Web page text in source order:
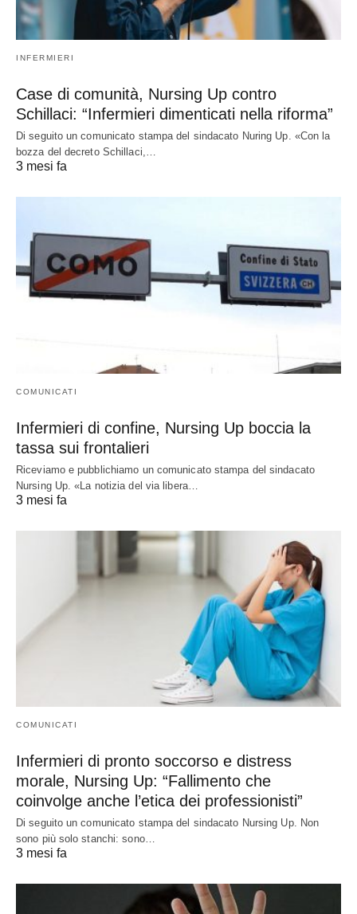
INFERMIERI
Case di comunità, Nursing Up contro
Schillaci: “Infermieri dimenticati nella riforma”
Di seguito un comunicato stampa del sindacato Nuring Up. «Con la
bozza del decreto Schillaci,…
3 mesi fa
COMUNICATI
Infermieri di confine, Nursing Up boccia la
tassa sui frontalieri
Riceviamo e pubblichiamo un comunicato stampa del sindacato
Nursing Up. «La notizia del via libera…
3 mesi fa
COMUNICATI
Infermieri di pronto soccorso e distress
morale, Nursing Up: “Fallimento che
coinvolge anche l’etica dei professionisti”
Di seguito un comunicato stampa del sindacato Nursing Up. Non
sono più solo stanchi: sono…
3 mesi fa